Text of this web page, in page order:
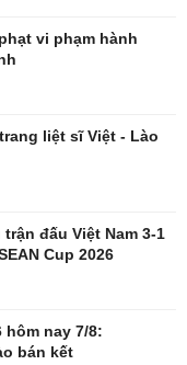
in
vi phạm hành
liệt sĩ Việt - Lào
đấu Việt Nam 3-1
Cup 2026
hôm nay 7/8:
bán kết